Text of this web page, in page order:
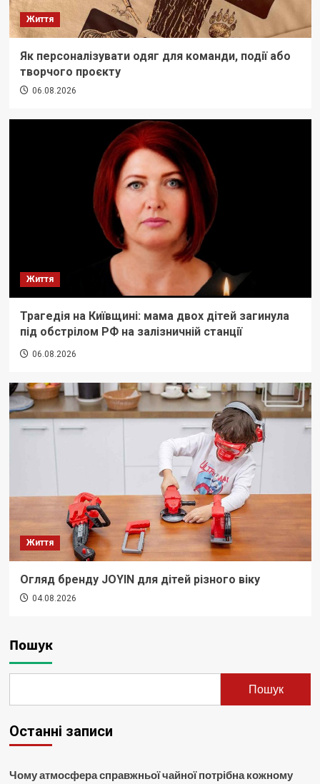
Життя
Як персоналізувати одяг для команди, події або
творчого проєкту
06.08.2026
Життя
Трагедія на Київщині: мама двох дітей загинула
під обстрілом РФ на залізничній станції
06.08.2026
Життя
Огляд бренду JOYIN для дітей різного віку
04.08.2026
Пошук
Пошук
Останні записи
Чому атмосфера справжньої чайної потрібна кожному